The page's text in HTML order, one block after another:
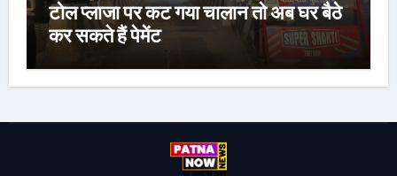
टोल प्लाजा पर कट गया चालान तो अब घर बैठे
कर सकते हैं पेमेंट